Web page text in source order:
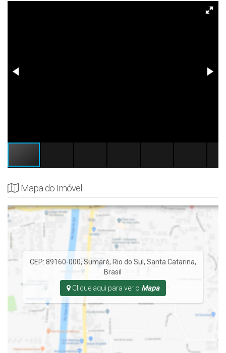
Mapa do Imóvel
CEP: 89160-000, Sumaré, Rio do Sul , Santa Catarina,
Brasil
Clique aqui para ver o Mapa